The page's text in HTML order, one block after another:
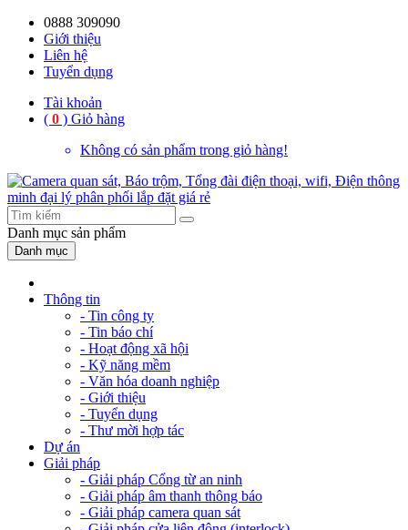
0888 309090
Giới thiệu
Liên hệ
Tuyển dụng
Tài khoản
( 0 ) Giỏ hàng
Không có sản phẩm trong giỏ hàng!
Danh mục sản phẩm
Danh mục
Thông tin
- Tin công ty
- Tin báo chí
- Hoạt động xã hội
- Kỹ năng mềm
- Văn hóa doanh nghiệp
- Giới thiệu
- Tuyển dụng
- Thư mời hợp tác
Dự án
Giải pháp
- Giải pháp Cổng từ an ninh
- Giải pháp âm thanh thông báo
- Giải pháp camera quan sát